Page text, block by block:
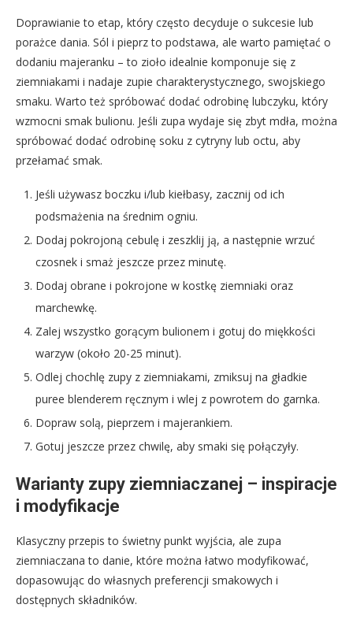
Doprawianie to etap, który często decyduje o sukcesie lub
porażce dania. Sól i pieprz to podstawa, ale warto pamiętać o
dodaniu majeranku – to zioło idealnie komponuje się z
ziemniakami i nadaje zupie charakterystycznego, swojskiego
smaku. Warto też spróbować dodać odrobinę lubczyku, który
wzmocni smak bulionu. Jeśli zupa wydaje się zbyt mdła, można
spróbować dodać odrobinę soku z cytryny lub octu, aby
przełamać smak.
Jeśli używasz boczku i/lub kiełbasy, zacznij od ich
podsmażenia na średnim ogniu.
Dodaj pokrojoną cebulę i zeszklij ją, a następnie wrzuć
czosnek i smaż jeszcze przez minutę.
Dodaj obrane i pokrojone w kostkę ziemniaki oraz
marchewkę.
Zalej wszystko gorącym bulionem i gotuj do miękkości
warzyw (około 20-25 minut).
Odlej chochlę zupy z ziemniakami, zmiksuj na gładkie
puree blenderem ręcznym i wlej z powrotem do garnka.
Dopraw solą, pieprzem i majerankiem.
Gotuj jeszcze przez chwilę, aby smaki się połączyły.
Warianty zupy ziemniaczanej – inspiracje
i modyfikacje
Klasyczny przepis to świetny punkt wyjścia, ale zupa
ziemniaczana to danie, które można łatwo modyfikować,
dopasowując do własnych preferencji smakowych i
dostępnych składników.